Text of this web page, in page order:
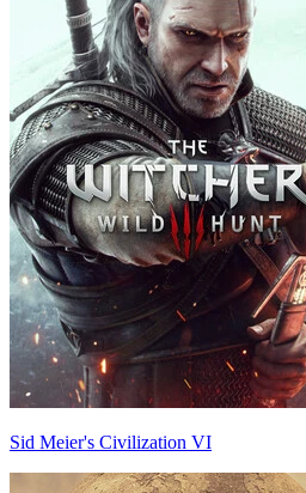
Sid Meier's Civilization VI